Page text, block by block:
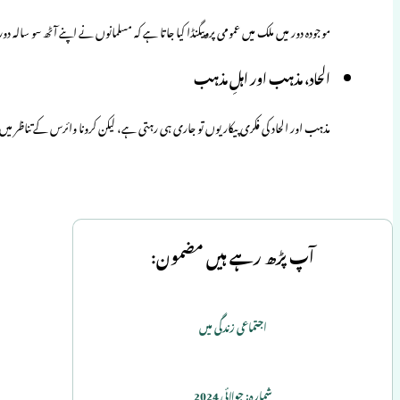
موجودہ دور میں ملک میں عمومی پروپیگنڈا کیا جاتا ہے کہ مسلمانوں نے اپنے آٹھ سو سالہ
الحاد، مذہب اور اہلِ مذہب
مذہب اور الحاد کی فکری پیکار یوں تو جاری ہی رہتی ہے، لیکن کرونا وائرس کے
آپ پڑھ رہے ہیں مضمون:
اجتماعی زندگی میں
شمارہ: جولائی 2024